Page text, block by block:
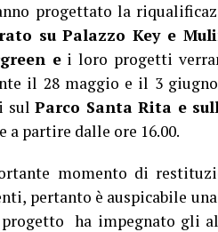
progettato la
su Palazzo Key e
ei loro progetti
il 28 maggio e il 3 giugno
sulParco Santa Rita e
a partire dalle ore 16.00.
momento di
pertanto è auspicabile
ha impegnato gli